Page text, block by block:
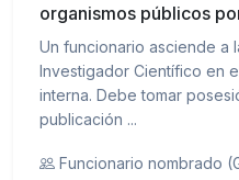
organismos públicos
Un funcionario asciende a
Investigador Científico en
interna. Debe tomar
publicación ...
Funcionario nombrado